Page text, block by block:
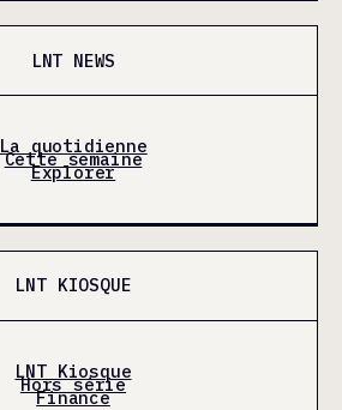
LNT NEWS
La quotidienne
Cette semaine
Explorer
LNT KIOSQUE
LNT Kiosque
Hors série
Finance